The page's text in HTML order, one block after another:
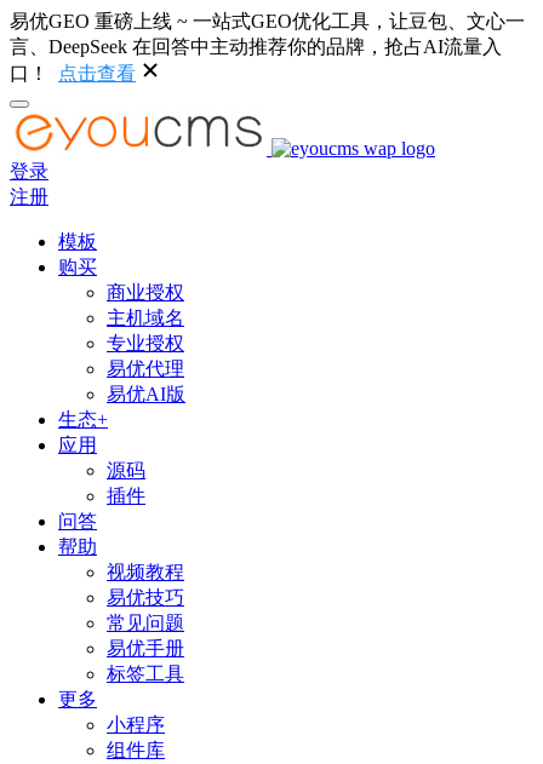
易优GEO 重磅上线 ~ 一站式GEO优化工具，让豆包、文心一
言、DeepSeek 在回答中主动推荐你的品牌，抢占AI流量入
口！
点击查看
登录
注册
模板
购买
商业授权
主机域名
专业授权
易优代理
易优AI版
生态+
应用
源码
插件
问答
帮助
视频教程
易优技巧
常见问题
易优手册
标签工具
更多
小程序
组件库